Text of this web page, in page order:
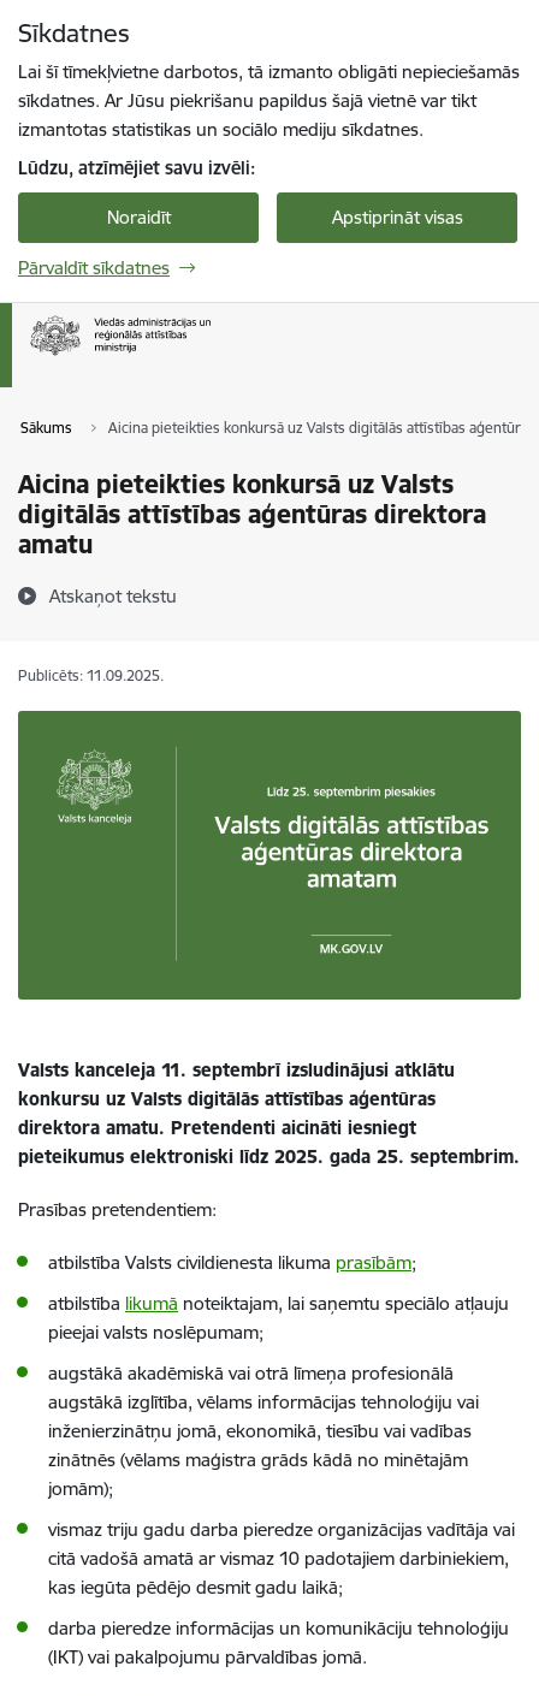
Sīkdatnes
Lai šī tīmekļvietne darbotos, tā izmanto obligāti nepieciešamās
sīkdatnes. Ar Jūsu piekrišanu papildus šajā vietnē var tikt
izmantotas statistikas un sociālo mediju sīkdatnes.
Lūdzu, atzīmējiet savu izvēli:
Noraidīt Apstiprināt visas
Pārvaldīt sīkdatnes
Sākums Aicina pieteikties konkursā uz Valsts digitālās attīstības
Aicina pieteikties konkursā uz Valsts
digitālās attīstības aģentūras direktora
amatu
Atskaņot tekstu
Publicēts: 11.09.2025.
Valsts kanceleja 11. septembrī izsludinājusi atklātu
konkursu uz Valsts digitālās attīstības aģentūras
direktora amatu. Pretendenti aicināti iesniegt
pieteikumus elektroniski līdz 2025. gada 25. septembrim.
Prasības pretendentiem:
atbilstība Valsts civildienesta likuma prasībām;
atbilstība likumā noteiktajam, lai saņemtu speciālo atļauju
pieejai valsts noslēpumam;
augstākā akadēmiskā vai otrā līmeņa profesionālā
augstākā izglītība, vēlams informācijas tehnoloģiju vai
inženierzinātņu jomā, ekonomikā, tiesību vai vadības
zinātnēs (vēlams maģistra grāds kādā no minētajām
jomām);
vismaz triju gadu darba pieredze organizācijas vadītāja vai
citā vadošā amatā ar vismaz 10 padotajiem darbiniekiem,
kas iegūta pēdējo desmit gadu laikā;
darba pieredze informācijas un komunikāciju tehnoloģiju
(IKT) vai pakalpojumu pārvaldības jomā.